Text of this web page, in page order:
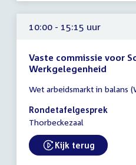
10:00 - 15:15 uur
Vaste commissie voor
Werkgelegenheid
vergadering
10:00
-
uur
Wet arbeidsmarkt in balans
Rondetafelgesprek
Thorbeckezaal
External link:
Kijk terug